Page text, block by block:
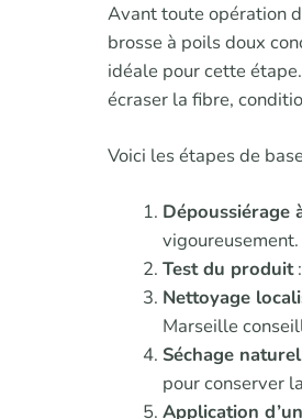
Avant toute opération
brosse à poils doux
idéale pour cette
écraser la fibre,
Voici les étapes de
Dépoussiérage
vigoureusement.
Test du produit
Nettoyage
Marseille
Séchage naturel
pour conserver
Application